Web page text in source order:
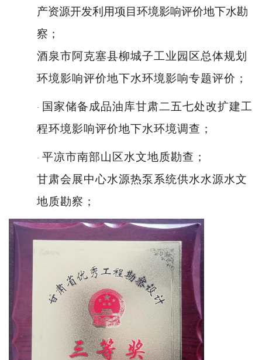
产资源开发利用项目环境影响评价地下水勘
察；
酒泉市阿克塞县柳城子工业园区总体规划
环境影响评价地下水环境影响专题评价；
· 国家储备成品油库甘肃二五七处改扩建工
程环境影响评价地下水环境调查；
· 平凉市南部山区水文地质勘查；
甘肃会展中心水源热泵系统供水水源水文
地质勘察；